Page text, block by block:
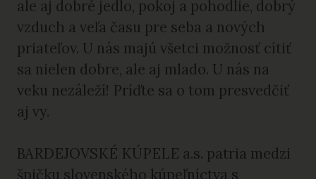
ale aj dobré jedlo, pokoj a pohodlie, dobrý
vzduch a veľa času pre seba a nových
priateľov. U nás majú všetci možnosť cítiť
sa nielen dobre, ale aj mlado. U nás na
veku nezáleží! Príďte sa o tom presvedčiť
aj vy.
BARDEJOVSKÉ KÚPELE a.s. patria medzi
špičku slovenského kúpeľníctva s